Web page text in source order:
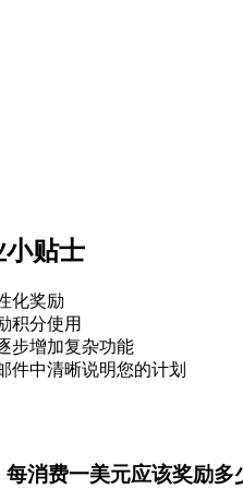
贴士
化奖励
积分使用
步增加复杂功能
件中清晰说明您的计划
消费一美元应该奖励多